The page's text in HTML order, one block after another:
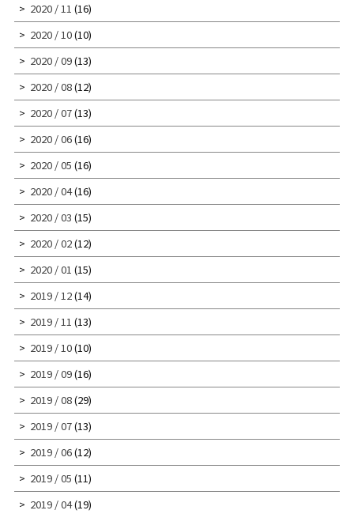
2020 / 11 (16)
2020 / 10(10)
2020 / 09(13)
2020 / 08(12)
2020 / 07(13)
2020 / 06(16)
2020 / 05 (16)
2020 / 04(16)
2020 / 03 (15)
2020 / 02(12)
2020 / 01 (15)
2019 / 12(14)
2019 / 11 (13)
2019 / 10(10)
2019 / 09(16)
2019 / 08(29)
2019 / 07(13)
2019 / 06(12)
2019 / 05 (11)
2019 / 04(19)